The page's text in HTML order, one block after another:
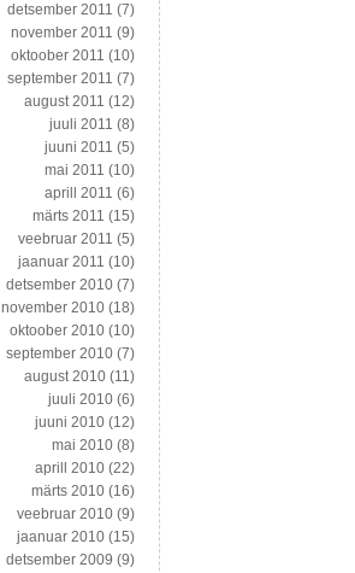
detsember 2011 (7)
november 2011 (9)
oktoober 2011 (10)
september 2011 (7)
august 2011 (12)
juuli 2011 (8)
juuni 2011 (5)
mai 2011 (10)
aprill 2011 (6)
märts 2011 (15)
veebruar 2011 (5)
jaanuar 2011 (10)
detsember 2010 (7)
november 2010 (18)
oktoober 2010 (10)
september 2010 (7)
august 2010 (11)
juuli 2010 (6)
juuni 2010 (12)
mai 2010 (8)
aprill 2010 (22)
märts 2010 (16)
veebruar 2010 (9)
jaanuar 2010 (15)
detsember 2009 (9)